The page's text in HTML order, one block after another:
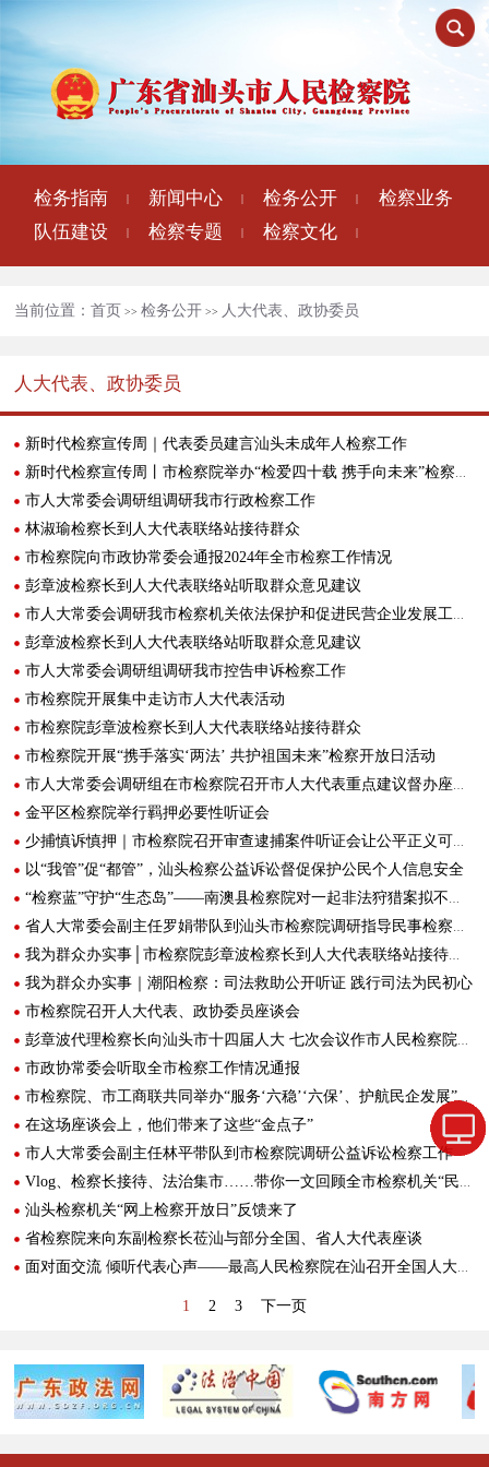
检务指南 新闻中心 检务公开
检察业务
队伍建设
检察专题 检察文化
当前位置：首页 >>检务公开 >> 人大代表、政协委员
人大代表、政协委员
新时代检察宣传周｜代表委员建言汕头未成年人检察工作
新时代检察宣传周丨市检察院举办“检爱四十载 携手向未来”检察开放日活动
市人大常委会调研组调研我市行政检察工作
林淑瑜检察长到人大代表联络站接待群众
市检察院向市政协常委会通报2024年全市检察工作情况
彭章波检察长到人大代表联络站听取群众意见建议
市人大常委会调研我市检察机关依法保护和促进民营企业发展工作情况
彭章波检察长到人大代表联络站听取群众意见建议
市人大常委会调研组调研我市控告申诉检察工作
市检察院开展集中走访市人大代表活动
市检察院彭章波检察长到人大代表联络站接待群众
市检察院开展“携手落实‘两法’ 共护祖国未来”检察开放日活动
市人大常委会调研组在市检察院召开市人大代表重点建议督办座谈会
金平区检察院举行羁押必要性听证会
少捕慎诉慎押｜市检察院召开审查逮捕案件听证会让公平正义可感可触
以“我管”促“都管”，汕头检察公益诉讼督促保护公民个人信息安全
“检察蓝”守护“生态岛”——南澳县检察院对一起非法狩猎案拟不起诉举行公开听证
省人大常委会副主任罗娟带队到汕头市检察院调研指导民事检察工作
我为群众办实事│市检察院彭章波检察长到人大代表联络站接待群众
我为群众办实事｜潮阳检察：司法救助公开听证 践行司法为民初心
市检察院召开人大代表、政协委员座谈会
彭章波代理检察长向汕头市十四届人大 七次会议作市人民检察院工作报告
市政协常委会听取全市检察工作情况通报
市检察院、市工商联共同举办“服务‘六稳’‘六保’、护航民企发展”检察开放日活动
在这场座谈会上，他们带来了这些“金点子”
市人大常委会副主任林平带队到市检察院调研公益诉讼检察工作
Vlog、检察长接待、法治集市……带你一文回顾全市检察机关“民有所呼、我有所应”新时代检察宣传周活动
汕头检察机关“网上检察开放日”反馈来了
省检察院来向东副检察长莅汕与部分全国、省人大代表座谈
面对面交流 倾听代表心声——最高人民检察院在汕召开全国人大代表视察广东公益诉讼工作座谈会
1 2 3 下一页